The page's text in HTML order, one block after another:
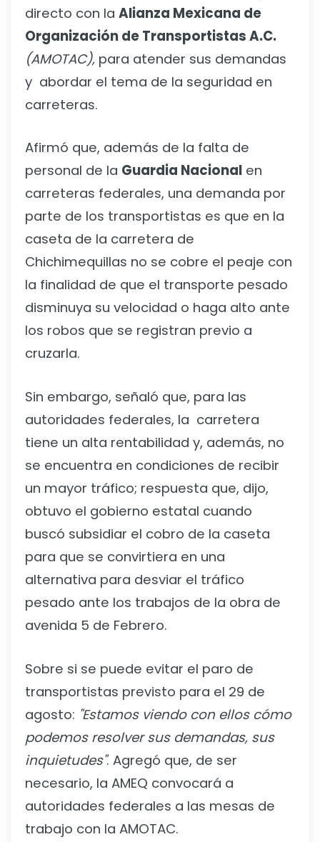
directo con la Alianza Mexicana de
Organización de Transportistas A.C.
(AMOTAC), para atender sus demandas
y abordar el tema de la seguridad en
carreteras.
Afirmó que, además de la falta de
personal de la Guardia Nacional en
carreteras federales, una demanda por
parte de los transportistas es que en la
caseta de la carretera de
Chichimequillas no se cobre el peaje con
la finalidad de que el transporte pesado
disminuya su velocidad o haga alto ante
los robos que se registran previo a
cruzarla.
Sin embargo, señaló que, para las
autoridades federales, la carretera
tiene un alta rentabilidad y, además, no
se encuentra en condiciones de recibir
un mayor tráfico; respuesta que, dijo,
obtuvo el gobierno estatal cuando
buscó subsidiar el cobro de la caseta
para que se convirtiera en una
alternativa para desviar el tráfico
pesado ante los trabajos de la obra de
avenida 5 de Febrero.
Sobre si se puede evitar el paro de
transportistas previsto para el 29 de
agosto: "Estamos viendo con ellos cómo
podemos resolver sus demandas, sus
inquietudes". Agregó que, de ser
necesario, la AMEQ convocará a
autoridades federales a las mesas de
trabajo con la AMOTAC.